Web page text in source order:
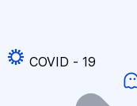
COVID - 19